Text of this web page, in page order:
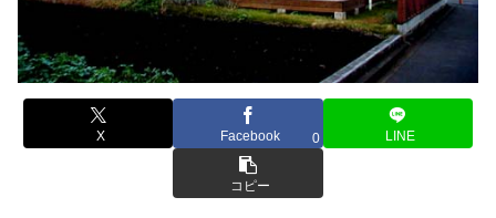
X Facebook 0 LINE
コピー